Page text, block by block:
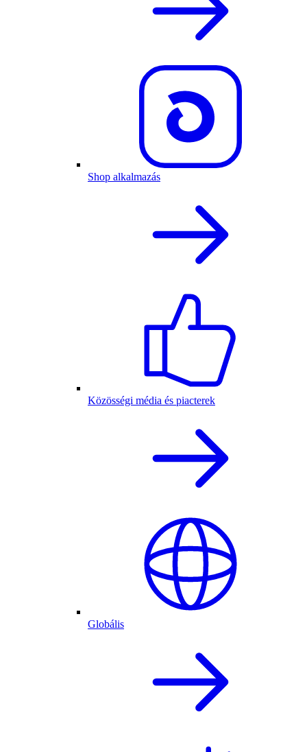
Shop alkalmazás
Közösségi média és piacterek
Globális